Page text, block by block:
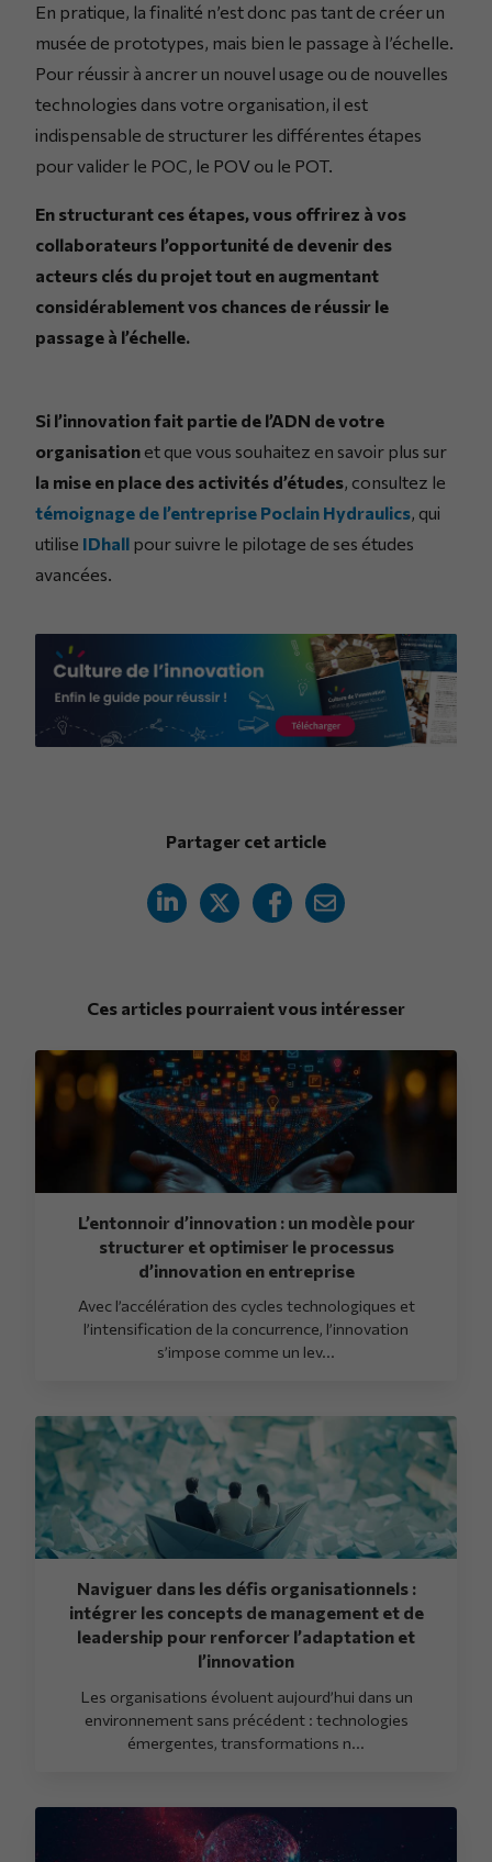
En pratique, la finalité n’est donc pas tant de créer un
musée de prototypes, mais bien le passage à l’échelle.
Pour réussir à ancrer un nouvel usage ou de nouvelles
technologies dans votre organisation, il est
indispensable de structurer les différentes étapes
pour valider le POC, le POV ou le POT.
En structurant ces étapes, vous offrirez à vos
collaborateurs l’opportunité de devenir des
acteurs clés du projet tout en augmentant
considérablement vos chances de réussir le
passage à l’échelle.
Si l’innovation fait partie de l’ADN de votre
organisation et que vous souhaitez en savoir plus sur
la mise en place des activités d’études, consultez le
témoignage de l’entreprise Poclain Hydraulics, qui
utilise IDhall pour suivre le pilotage de ses études
avancées.
Partager cet article
Ces articles pourraient vous intéresser
L’entonnoir d’innovation : un modèle pour
structurer et optimiser le processus
d’innovation en entreprise
Avec l’accélération des cycles technologiques et
l’intensification de la concurrence, l’innovation
s’impose comme un lev...
Naviguer dans les défis organisationnels :
intégrer les concepts de management et de
leadership pour renforcer l’adaptation et
l’innovation
Les organisations évoluent aujourd’hui dans un
environnement sans précédent : technologies
émergentes, transformations n...